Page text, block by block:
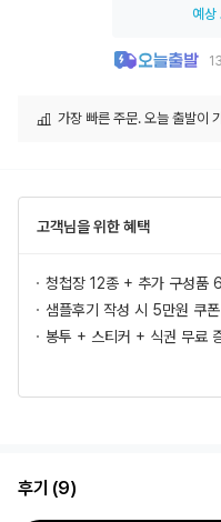
예상
가장 빠른 주문. 오늘 출발이
고객님을 위한 혜택
청첩장 12종 + 추가 구성품
샘플후기 작성 시 5만원 쿠
봉투 + 스티커 + 식권 무료
후기 (9)